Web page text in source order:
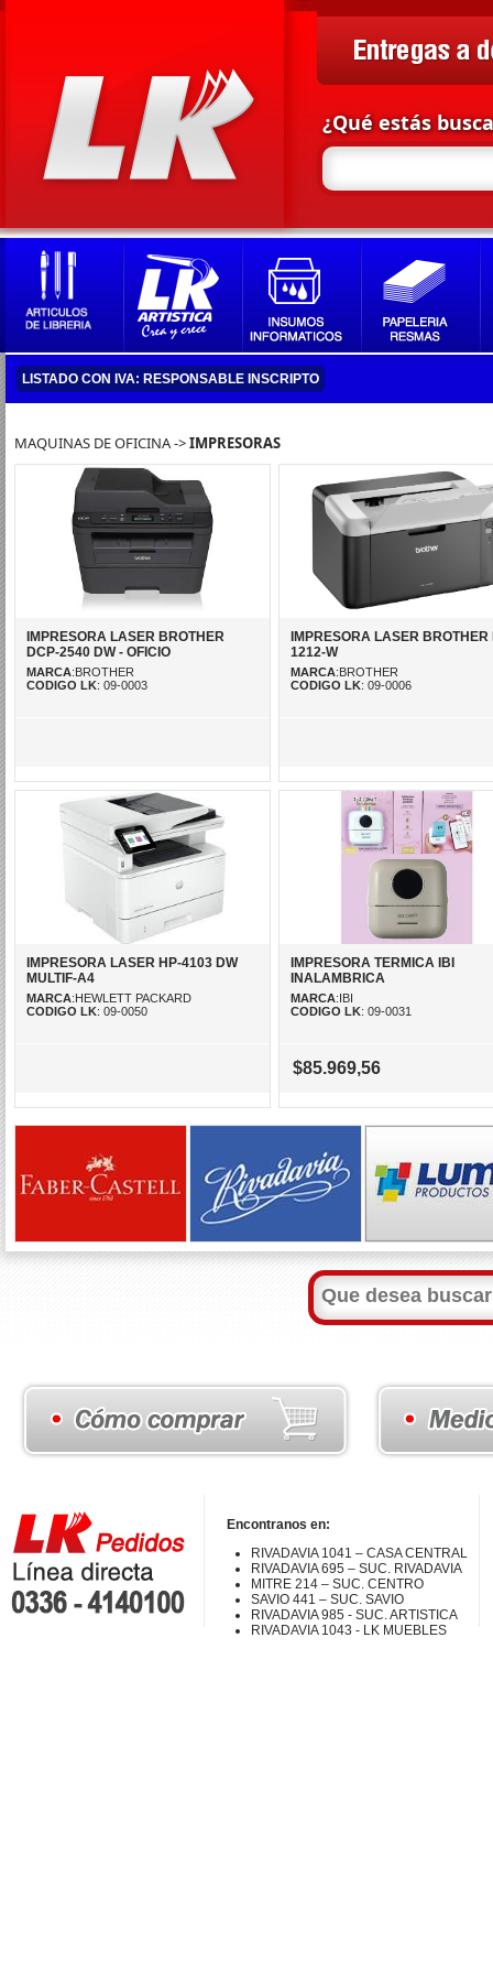
¿Qué estás
LISTADO CON IVA: RESPONSABLE INSCRIPTO
MAQUINAS DE OFICINA ->IMPRESORAS
IMPRESORA LASER BROTHER
DCP-2540 DW - OFICIO
MARCA:BROTHER
CODIGO LK: 09-0003
IMPRESORA LASER BROTHER
1212-W
MARCA:BROTHER
CODIGO LK: 09-0006
IMPRESORA LASER HP-4103 DW
MULTIF-A4
MARCA:HEWLETT PACKARD
CODIGO LK: 09-0050
IMPRESORA TERMICA IBI
INALAMBRICA
MARCA:IBI
CODIGO LK: 09-0031
$85.969,56
Encontranos en:
RIVADAVIA 1041 – CASA CENTRAL
RIVADAVIA 695 – SUC. RIVADAVIA
MITRE 214 – SUC. CENTRO
SAVIO 441 – SUC. SAVIO
RIVADAVIA 985 - SUC. ARTISTICA
RIVADAVIA 1043 - LK MUEBLES